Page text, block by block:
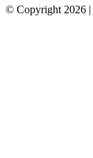
© Copyright 2026 |